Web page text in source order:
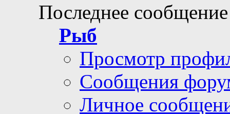
Последнее
Рыб
Просмотр
Сообщения
Личное